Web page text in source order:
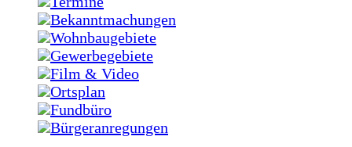
Bekanntmachungen
Wohnbaugebiete
Gewerbegebiete
Film & Video
Ortsplan
Fundbüro
Bürgeranregungen